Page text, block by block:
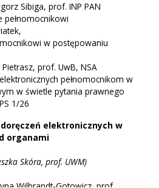
Sibiga, prof. INP PAN
pełnomocnikowi
w postępowaniu
prof. UwB, NSA
pełnomocnikom w
w świetle pytania prawnego
1/26
elektronicznych w
organami
Skóra, prof. UWM)